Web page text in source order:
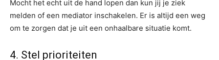
Mocht het echt uit de hand lopen dan kun jij je ziek
melden of een mediator inschakelen. Er is altijd een weg
om te zorgen dat je uit een onhaalbare situatie komt.
4. Stel prioriteiten